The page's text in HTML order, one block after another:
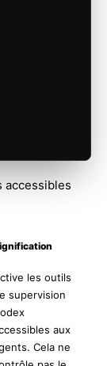
les outils
supervision
aux
Cela ne